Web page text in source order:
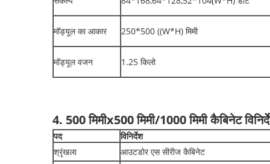
मॉड्यूल का आकार 250*500 ((W*H) मिमी
मॉड्यूल वजन 1.25 किलो
4. 500 मिमीx500 मिमी/1000 मिमीकैबिनेट
पद
विनिर्देश
श्रृंखला
आउटडोर एस सीरीज कैबिनेट